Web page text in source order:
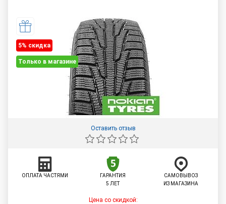
5% cкидка
Только в магазине
Оставить отзыв
ОПЛАТА ЧАСТЯМИ
ГАРАНТИЯ
5 ЛЕТ
САМОВЫВОЗ
ИЗ МАГАЗИНА
Цена со скидкой: